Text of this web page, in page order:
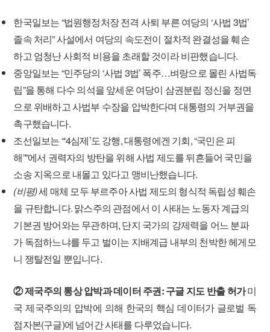
한국일보는 “법원행정처장 전격 사퇴 부른 여당의 ‘사법 3법’
졸속 처리” 사설에서 여당의 속도전이 절차적 완결성을 훼손
하고 엄청난 사회적 비용을 초래할 것이라 비판했습니다.
중앙일보는 “민주당의 ‘사법 3법’ 폭주…벼랑으로 몰린 사법독
립”을 통해 다수 의석을 앞세운 여당이 삼권분립 정신을 정면
으로 위배하고 사법부 수장을 압박한다며 대통령의 거부권을
촉구했습니다.
조선일보는 “‘4심제’도 강행, 대통령에겐 기회, “국민은 피
해””에서 권력자의 방탄을 위해 사법 제도를 뒤흔들어 국민을
소송 지옥으로 내몰고 있다고 맹비난했습니다.
(비평)세 매체 모두 부르주아 사법 제도의 형식적 독립성 훼손
을 규탄합니다. 맑스주의 관점에서 이 사태는 노동자 계급의
기본권 방어와는 무관하며, 단지 국가의 강제력을 어느 분파
가 독점하느냐를 두고 벌이는 지배계급 내부의 천박한 헤게모
니 쟁탈전일 뿐입니다.
② 제국주의 통상 압박과 데이터 주권: 구글 지도 반출 허가미
국 제국주의의 압박에 의해 한국의 핵심 데이터가 글로벌 독
점자본(구글)에 넘어간 사태를 다루었습니다.